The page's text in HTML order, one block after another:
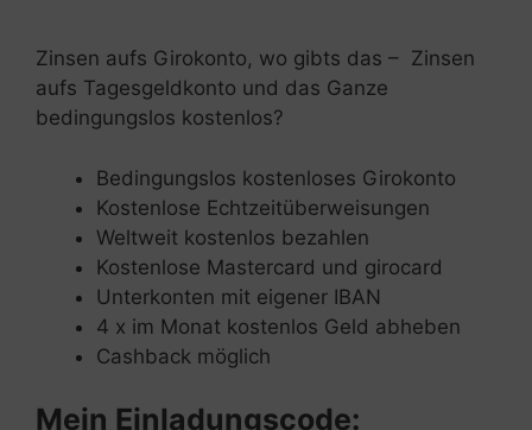
Zinsen aufs Girokonto, wo gibts das – Zinsen
aufs Tagesgeldkonto und das Ganze
bedingungslos kostenlos?
Bedingungslos kostenloses Girokonto
Kostenlose Echtzeitüberweisungen
Weltweit kostenlos bezahlen
Kostenlose Mastercard und girocard
Unterkonten mit eigener IBAN
4 x im Monat kostenlos Geld abheben
Cashback möglich
Mein Einladungscode: